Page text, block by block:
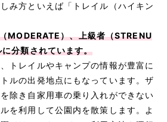
み方といえば「トレイル（ハイキン
MODERATE）、上級者（STRENU
分類されています。
トレイルやキャンプの情報が豊富に
ルの出発地点にもなっています。ザ
除き自家用車の乗り入れができない
を利用して公園内を散策します。よ